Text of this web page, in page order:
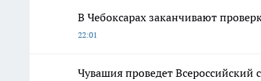
В Чебоксарах заканчивают
22:01
Чувашия проведет Всероссийский